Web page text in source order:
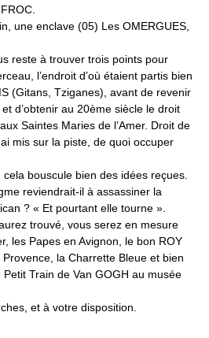
une enclave (05) Les OMERGUES,
reste à trouver trois points pour
l’endroit d’où étaient partis bien
(Gitans, Tziganes), avant de revenir
d’obtenir au 20ème siècle le droit
Saintes Maries de l’Amer. Droit de
mis sur la piste, de quoi occuper
bouscule bien des idées reçues.
reviendrait-il à assassiner la
? « Et pourtant elle tourne ».
trouvé, vous serez en mesure
les Papes en Avignon, le bon ROY
Provence, la Charrette Bleue et bien
Petit Train de Van GOGH au musée
et à votre disposition.